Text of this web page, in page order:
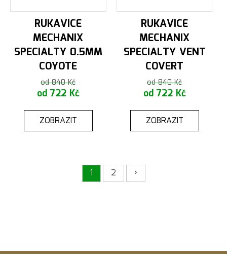
RUKAVICE
MECHANIX
SPECIALTY 0.5MM
COYOTE
od 840 Kč
od 722 Kč
ZOBRAZIT
RUKAVICE
MECHANIX
SPECIALTY VENT
COVERT
od 840 Kč
od 722 Kč
ZOBRAZIT
1 2 ›